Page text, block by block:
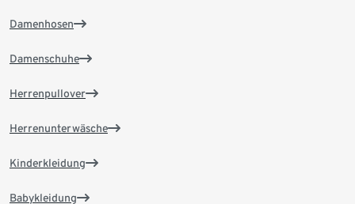
Damenhosen
Damenschuhe
Herrenpullover
Herrenunterwäsche
Kinderkleidung
Babykleidung